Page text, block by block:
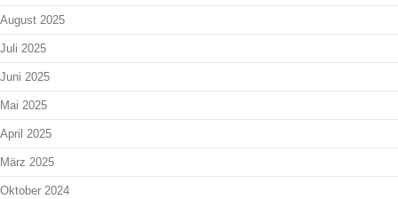
August 2025
Juli 2025
Juni 2025
Mai 2025
April 2025
März 2025
Oktober 2024